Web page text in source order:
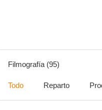
Filmografía (95)
Todo Reparto